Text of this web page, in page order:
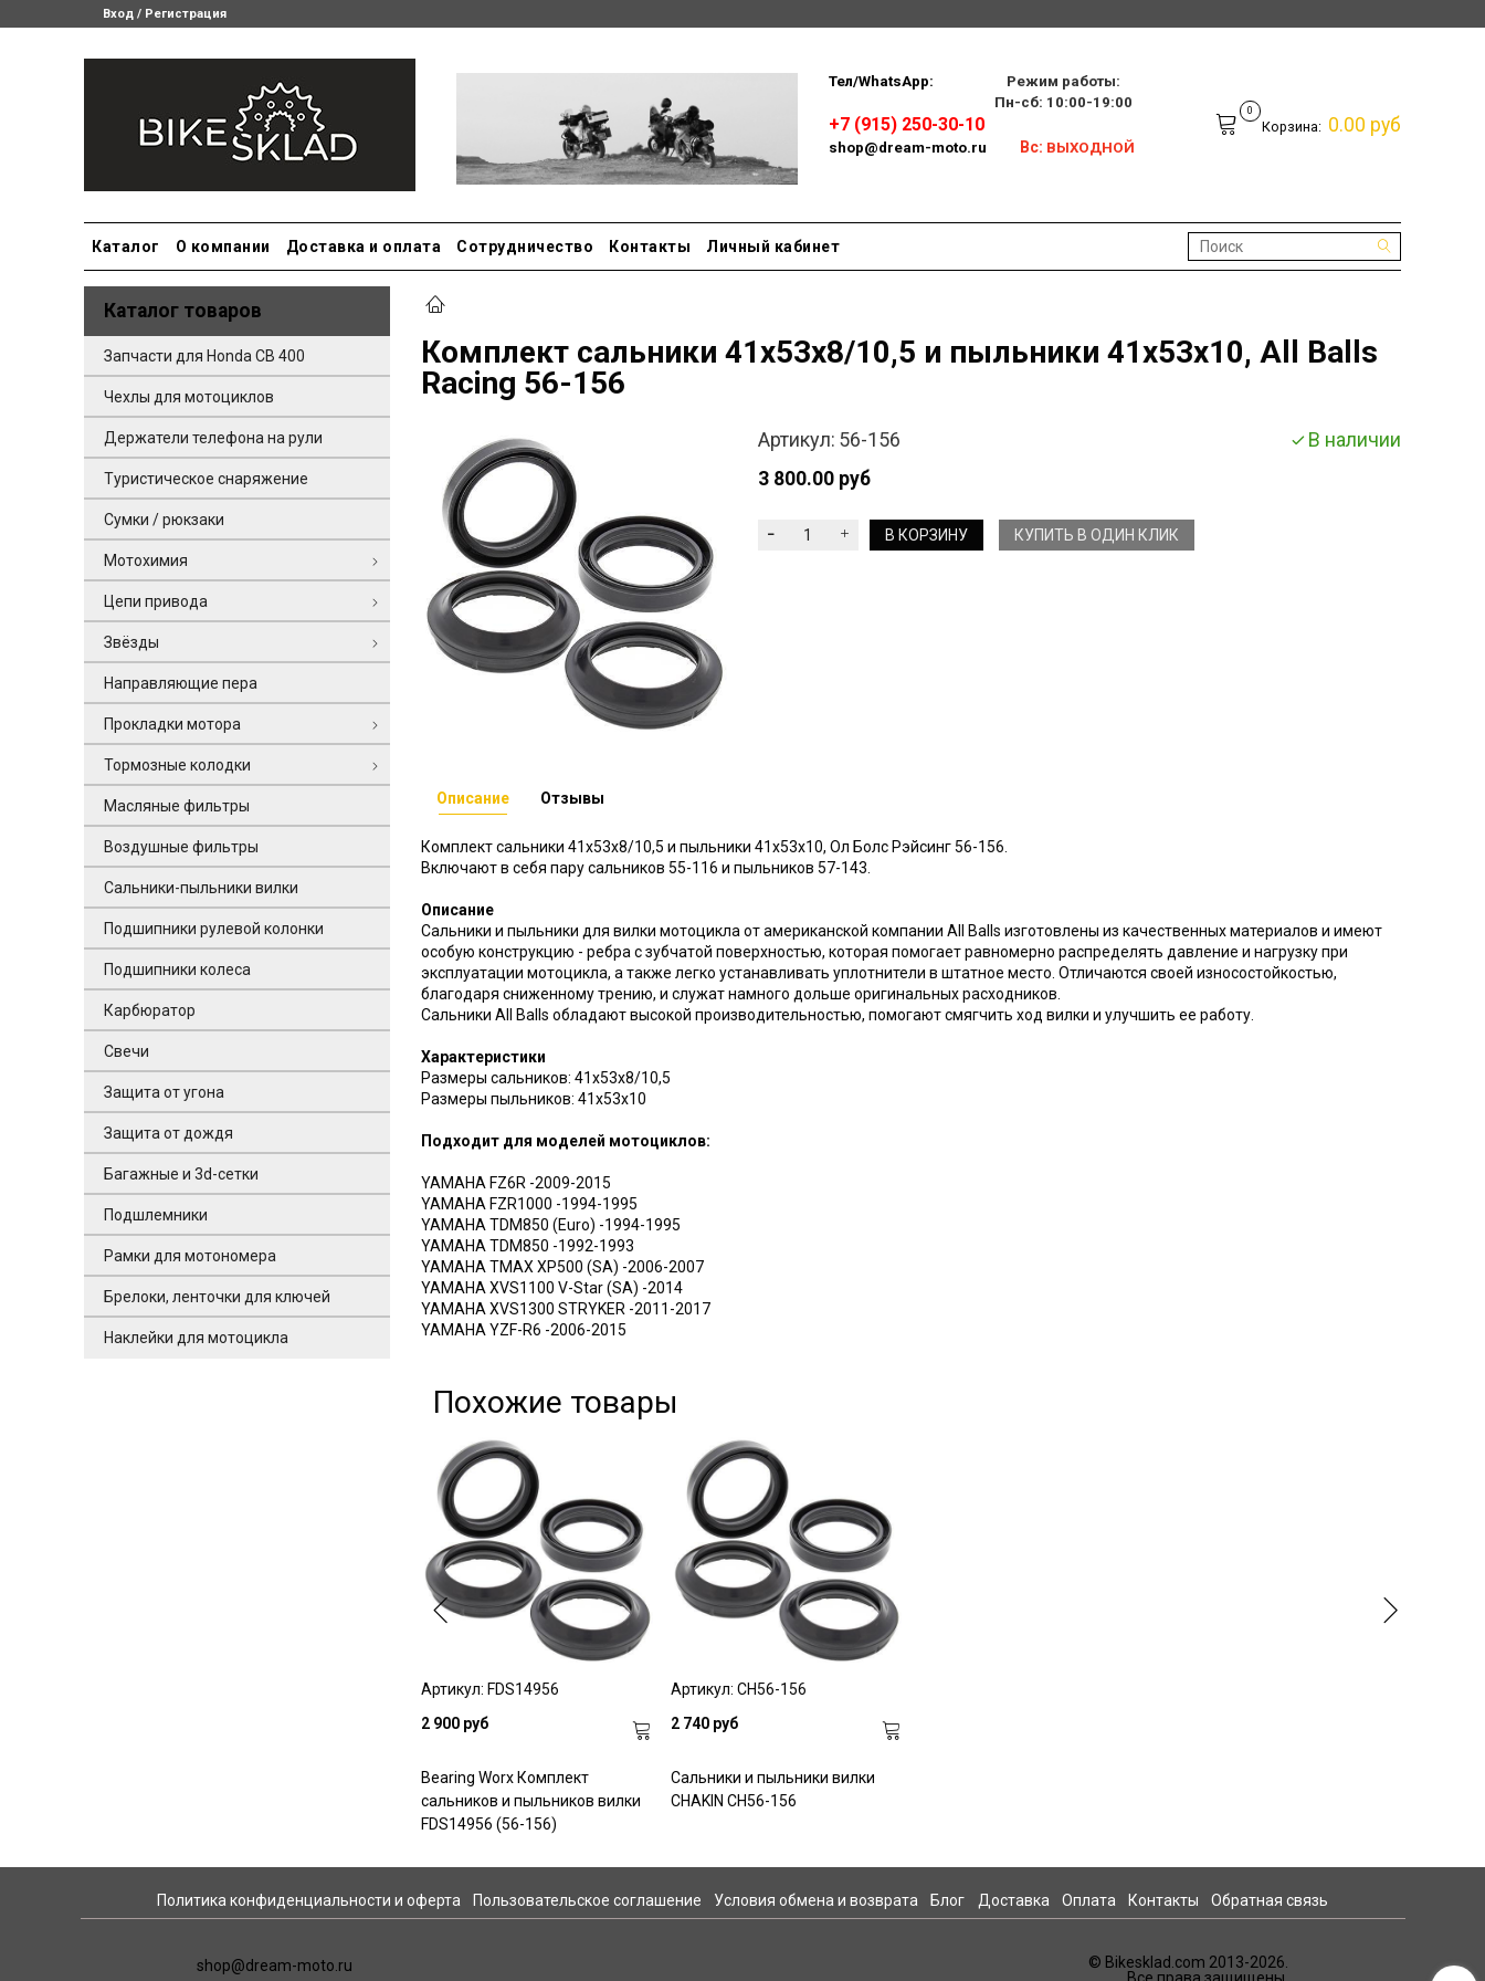
Вход / Регистрация
Тел/WhatsApp:
Режим работы:
Пн-сб: 10:00-19:00
+7 (915) 250-30-10
shop@dream-moto.ru Вс: ВЫХОДНОЙ
0
Корзина: 0.00 руб
Каталог О компании Доставка и оплата Сотрудничество Контакты Личный кабинет
Комплект сальники 41x53x8/10,5 и пыльники 41x53x10, All Balls
Racing 56-156
Артикул: 56-156 В наличии
3 800.00 руб
В КОРЗИНУ КУПИТЬ В ОДИН КЛИК
Описание
Комплект сальники 41х53х8/10,5 и пыльники 41х53х10, Ол Болс Рэйсинг 56-156.
Включают в себя пару сальников 55-116 и пыльников 57-143.
Описание
Сальники и пыльники для вилки мотоцикла от американской компании All Balls изготовлены из качественных материалов и имеют
особую конструкцию - ребра с зубчатой поверхностью, которая помогает равномерно распределять давление и нагрузку при
эксплуатации мотоцикла, а также легко устанавливать уплотнители в штатное место. Отличаются своей износостойкостью,
благодаря сниженному трению, и служат намного дольше оригинальных расходников.
Сальники All Balls обладают высокой производительностью, помогают смягчить ход вилки и улучшить ее работу.
Характеристики
Размеры сальников: 41х53х8/10,5
Размеры пыльников: 41х53х10
Подходит для моделей мотоциклов:
YAMAHA FZ6R -2009-2015
YAMAHA FZR1000 -1994-1995
YAMAHA TDM850 (Euro) -1994-1995
YAMAHA TDM850 -1992-1993
YAMAHA TMAX XP500 (SA) -2006-2007
YAMAHA XVS1100 V-Star (SA) -2014
YAMAHA XVS1300 STRYKER -2011-2017
YAMAHA YZF-R6 -2006-2015
Отзывы
Похожие товары
Артикул: FDS14956
2 900 руб
Bearing Worx Комплект
сальников и пыльников вилки
FDS14956 (56-156)
Артикул: CH56-156
2 740 руб
Cальники и пыльники вилки
CHAKIN CH56-156
Каталог товаров
Запчасти для Honda CB 400
Чехлы для мотоциклов
Держатели телефона на рули
Туристическое снаряжение
Сумки / рюкзаки
Мотохимия
Цепи привода
Звёзды
Направляющие пера
Прокладки мотора
Тормозные колодки
Масляные фильтры
Воздушные фильтры
Сальники-пыльники вилки
Подшипники рулевой колонки
Подшипники колеса
Карбюратор
Свечи
Защита от угона
Защита от дождя
Багажные и 3d-сетки
Подшлемники
Рамки для мотономера
Брелоки, ленточки для ключей
Наклейки для мотоцикла
Политика конфиденциальности и оферта Пользовательское соглашение Условия обмена и возврата Блог Доставка Оплата Контакты Обратная связь
shop@dream-moto.ru
© Bikesklad.com 2013-2026.
Все права защищены.